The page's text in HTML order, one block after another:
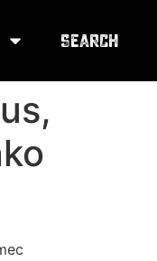
Search